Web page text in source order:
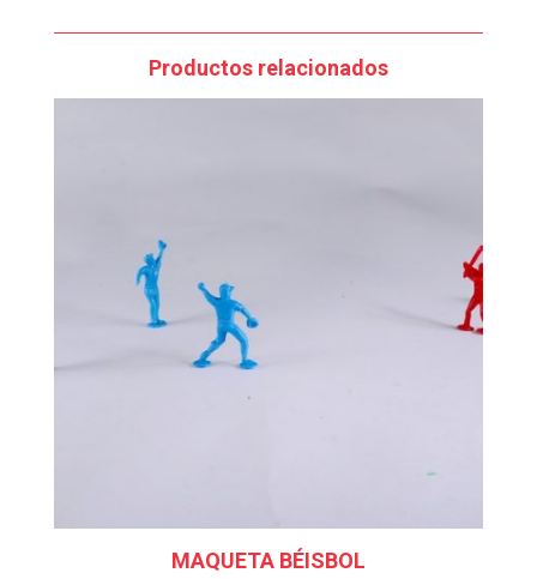
Productos relacionados
MAQUETA BÉISBOL